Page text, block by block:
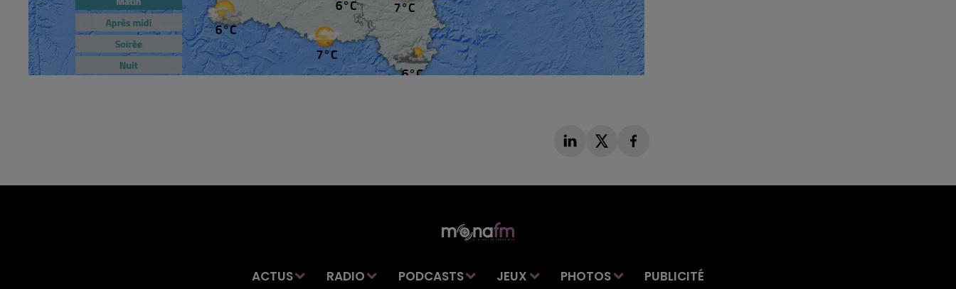
ACTUS RADIO PODCASTS JEUX PHOTOS PUBLICITÉ